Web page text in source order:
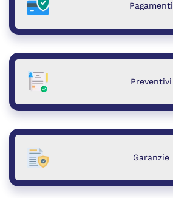
Pagamenti
Preventivi
Garanzie